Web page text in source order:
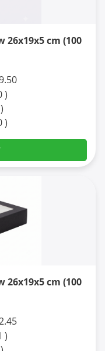
cm (100
)
)
)
cm (100
)